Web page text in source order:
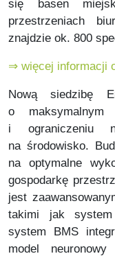
się basen
przestrzeniach
znajdzie ok. 800
⇒ więcej informacji
Nową siedzibę
o maksymalnym
i ograniczeniu
na środowisko.
na optymalne
gospodarkę
jest
takimi jak system
system BMS
model